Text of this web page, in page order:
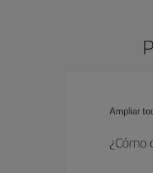
Ampliar
¿Cómo